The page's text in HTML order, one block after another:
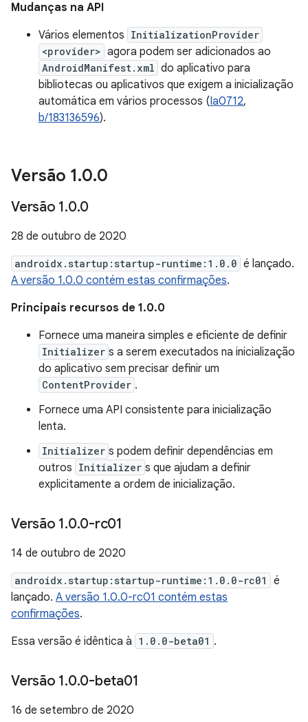
Mudanças na API
Vários elementos InitializationProvider
<provider> agora podem ser adicionados ao
AndroidManifest.xml do aplicativo para
bibliotecas ou aplicativos que exigem a inicialização
automática em vários processos (Ia0712,
b/183136596).
Versão 1.0.0
Versão 1.0.0
28 de outubro de 2020
androidx.startup:startup-runtime:1.0.0 é lançado.
A versão 1.0.0 contém estas confirmações.
Principais recursos de 1.0.0
Fornece uma maneira simples e eficiente de definir
Initializer s a serem executados na inicialização
do aplicativo sem precisar definir um
ContentProvider .
Fornece uma API consistente para inicialização
lenta.
Initializer s podem definir dependências em
outros Initializer s que ajudam a definir
explicitamente a ordem de inicialização.
Versão 1.0.0-rc01
14 de outubro de 2020
androidx.startup:startup-runtime:1.0.0-rc01
é
lançado. A versão 1.0.0-rc01 contém estas
confirmações.
Essa versão é idêntica à 1.0.0-beta01 .
Versão 1.0.0-beta01
16 de setembro de 2020